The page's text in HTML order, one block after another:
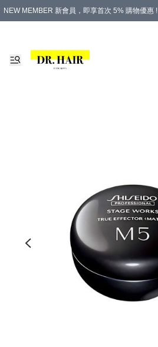
NEW MEMBER 新會員，即享首次 5% 購物優惠 !